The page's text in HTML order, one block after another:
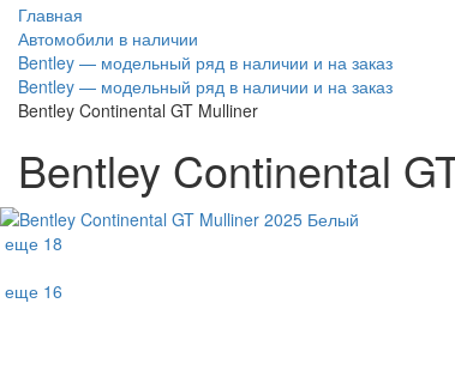
Главная
Автомобили в наличии
Bentley — модельный ряд в наличии и на заказ
Bentley — модельный ряд в наличии и на заказ
Bentley Continental GT Mulliner
Bentley Continental
еще 18
еще 16